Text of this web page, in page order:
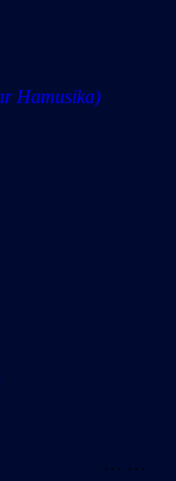
Hamusika)
…